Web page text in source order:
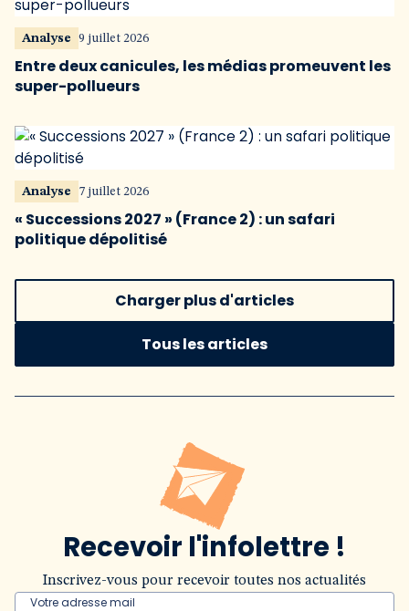
Analyse 9 juillet 2026
Entre deux canicules, les médias promeuvent les
super-pollueurs
Analyse 7 juillet 2026
« Successions 2027 » (France 2) : un safari
politique dépolitisé
Charger plus d'articles
Tous les articles
Recevoir l'infolettre !
Inscrivez-vous pour recevoir toutes nos actualités
Votre adresse mail